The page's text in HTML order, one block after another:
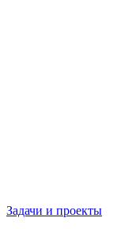
Задачи и проекты